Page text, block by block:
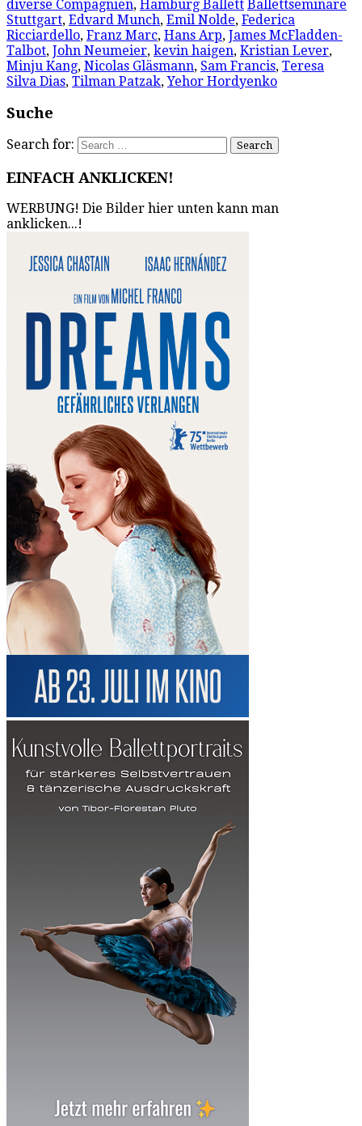
diverse Compagnien, Hamburg Ballett Ballettseminare
Stuttgart, Edvard Munch, Emil Nolde, Federica
Ricciardello, Franz Marc, Hans Arp, James McFladden-
Talbot, John Neumeier, kevin haigen, Kristian Lever,
Minju Kang, Nicolas Gläsmann, Sam Francis, Teresa
Silva Dias, Tilman Patzak,Yehor Hordyenko
Suche
Search for:
EINFACH ANKLICKEN!
WERBUNG! Die Bilder hier unten kann man
anklicken...!